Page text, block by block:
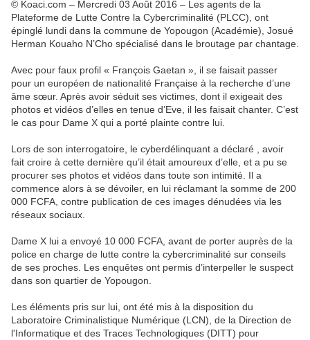
© Koaci.com – Mercredi 03 Août 2016 – Les agents de la
Plateforme de Lutte Contre la Cybercriminalité (PLCC), ont
épinglé lundi dans la commune de Yopougon (Académie), Josué
Herman Kouaho N’Cho spécialisé dans le broutage par chantage.
Avec pour faux profil « François Gaetan », il se faisait passer
pour un européen de nationalité Française à la recherche d’une
âme sœur. Après avoir séduit ses victimes, dont il exigeait des
photos et vidéos d’elles en tenue d’Eve, il les faisait chanter. C’est
le cas pour Dame X qui a porté plainte contre lui.
Lors de son interrogatoire, le cyberdélinquant a déclaré , avoir
fait croire à cette dernière qu’il était amoureux d’elle, et a pu se
procurer ses photos et vidéos dans toute son intimité. Il a
commence alors à se dévoiler, en lui réclamant la somme de 200
000 FCFA, contre publication de ces images dénudées via les
réseaux sociaux.
Dame X lui a envoyé 10 000 FCFA, avant de porter auprès de la
police en charge de lutte contre la cybercriminalité sur conseils
de ses proches. Les enquêtes ont permis d’interpeller le suspect
dans son quartier de Yopougon.
Les éléments pris sur lui, ont été mis à la disposition du
Laboratoire Criminalistique Numérique (LCN), de la Direction de
l'Informatique et des Traces Technologiques (DITT) pour